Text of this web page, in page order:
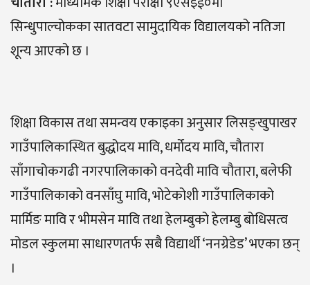
सिन्धुपाल्चोकका सातवटा सामुदायिक विद्यालयको नतिजा
शून्य आएको छ ।
शिक्षा विकास तथा समन्वय एकाइका अनुसार लिसङ्खुपाखर
गाउँपालिकास्थित बुद्धोदय मावि, धर्मोदय मावि, चौतारा
साँगाचोकगढी नगरपालिकाको वनदेवी मावि चौतारा, बलेफी
गाउँपालिकाको वनसाँघु मावि, भोटेकोशी गाउँपालिकाको
मार्मिङ मावि र भीमसेन मावि तथा हेलम्बुको हेलम्बु बोधिसत्व
मोडल स्कुलमा साधारणतर्फ सबै विद्यार्थी ‘ननग्रेडेड’ भएका छन्
।